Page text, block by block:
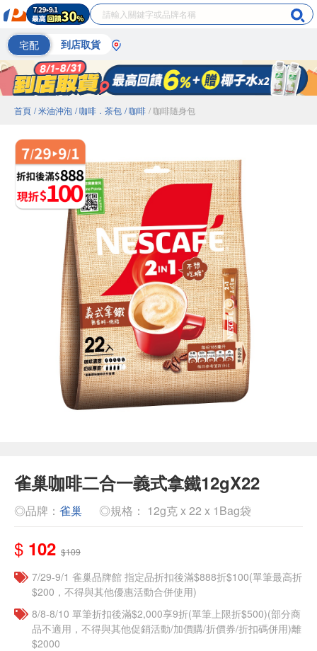
宅配 到店取貨
首頁 / 米油沖泡 / 咖啡．茶包 / 咖啡 / 咖啡隨身包
雀巢咖啡二合一義式拿鐵12gX22
◎品牌： 雀巢 ◎規格： 12g克 x 22 x 1Bag袋
$ 102 $109
7/29-9/1 雀巢品牌館 指定品折扣後滿$888折$100(單筆最高折
$200，不得與其他優惠活動合併使用)
8/8-8/10 單筆折扣後滿$2,000享9折(單筆上限折$500)(部分商
品不適用，不得與其他促銷活動/加價購/折價券/折扣碼併用)離
$2000